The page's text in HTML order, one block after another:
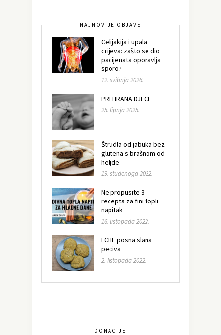
NAJNOVIJE OBJAVE
Celijakija i upala
crijeva: zašto se dio
pacijenata oporavlja
sporo?
12. svibnja 2026.
PREHRANA DJECE
25. lipnja 2025.
Štrudla od jabuka bez
glutena s brašnom od
heljde
19. studenoga 2022.
Ne propusite 3
recepta za fini topli
napitak
16. listopada 2022.
LCHF posna slana
peciva
2. listopada 2022.
DONACIJE